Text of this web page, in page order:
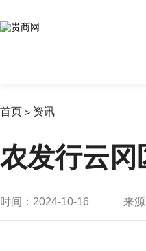
首页 > 资讯
农发行云冈
时间：2024-10-16 来